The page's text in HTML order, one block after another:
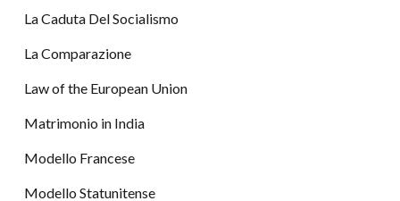
La Caduta Del Socialismo
La Comparazione
Law of the European Union
Matrimonio in India
Modello Francese
Modello Statunitense